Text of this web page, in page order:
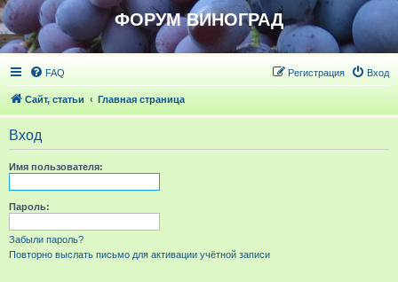
ФОРУМ ВИНОГРАД
FAQ Вход
Регистрация
Сайт, статьи Главная страница
Вход
Имя пользователя:
Пароль:
Забыли пароль?
Повторно выслать письмо для активации учётной записи